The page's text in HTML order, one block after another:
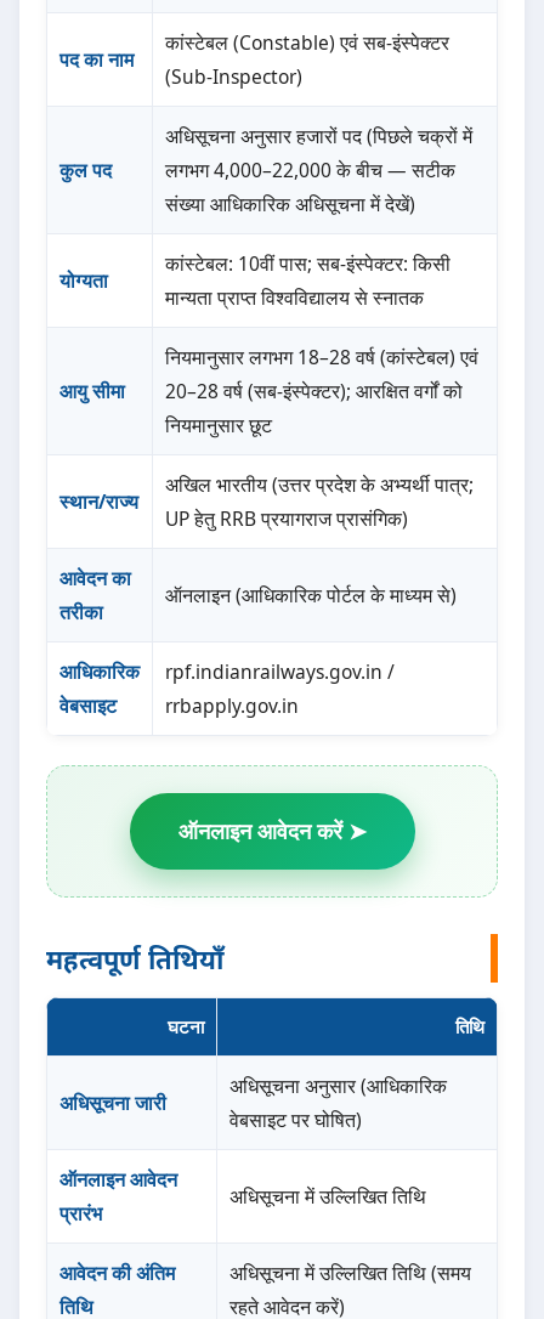
पद का नाम
कांस्टेबल (Constable) एवं सब-इंस्पेक्टर
(Sub-Inspector)
कुल पद
अधिसूचना अनुसार हजारों पद (पिछले चक्रों में
लगभग 4,000–22,000 के बीच — सटीक
संख्या आधिकारिक अधिसूचना में देखें)
योग्यता
कांस्टेबल: 10वीं पास; सब-इंस्पेक्टर: किसी
मान्यता प्राप्त विश्वविद्यालय से स्नातक
आयु सीमा
नियमानुसार लगभग 18–28 वर्ष (कांस्टेबल) एवं
20–28 वर्ष (सब-इंस्पेक्टर); आरक्षित वर्गों को
नियमानुसार छूट
स्थान/राज्य
अखिल भारतीय (उत्तर प्रदेश के अभ्यर्थी पात्र;
UP हेतु RRB प्रयागराज प्रासंगिक)
आवेदन का
तरीका
ऑनलाइन (आधिकारिक पोर्टल के माध्यम से)
आधिकारिक
वेबसाइट
rpf.indianrailways.gov.in /
rrbapply.gov.in
ऑनलाइन आवेदन करें ➤
महत्वपूर्ण तिथियाँ
घटना तिथि
अधिसूचना जारी
अधिसूचना अनुसार (आधिकारिक
वेबसाइट पर घोषित)
ऑनलाइन आवेदन
प्रारंभ
अधिसूचना में उल्लिखित तिथि
आवेदन की अंतिम
तिथि
अधिसूचना में उल्लिखित तिथि (समय
रहते आवेदन करें)